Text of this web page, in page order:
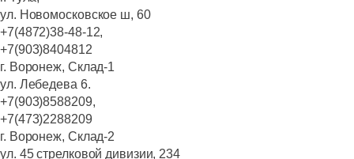
ул. Новомосковское ш, 60
+7(4872)38-48-12,
+7(903)8404812
г. Воронеж, Склад-1
ул. Лебедева 6.
+7(903)8588209,
+7(473)2288209
г. Воронеж, Склад-2
ул. 45 стрелковой дивизии, 234